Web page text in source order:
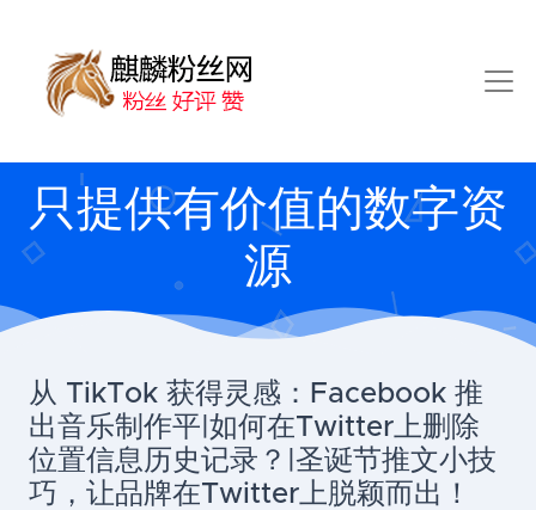
只提供有价值的数字资
源
从 TikTok 获得灵感：Facebook 推
出音乐制作平|如何在Twitter上删除
位置信息历史记录？|圣诞节推文小技
巧，让品牌在Twitter上脱颖而出！